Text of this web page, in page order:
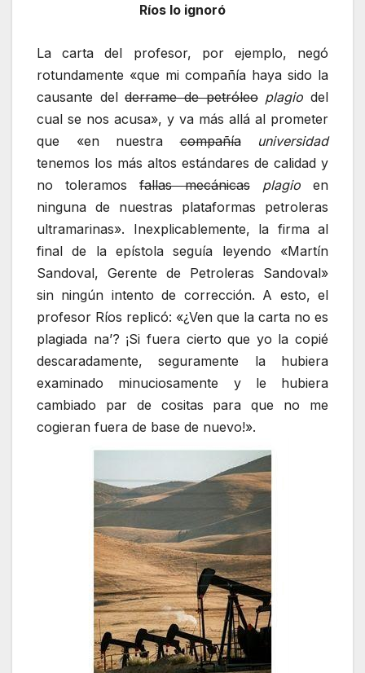
Ríos lo ignoró
La carta del profesor, por ejemplo, negó
rotundamente «que mi compañía haya sido la
causante delderrame de petróleo plagio del
cual se nos acusa», y va más allá al prometer
que «en nuestracompañía
universidad
tenemos los más altos estándares de calidad y
no toleramosfallas mecánicas plagioen
ninguna de nuestras plataformas petroleras
ultramarinas». Inexplicablemente, la firma al
final de la epístola seguía leyendo «Martín
Sandoval, Gerente de Petroleras Sandoval»
sin ningún intento de corrección. A esto, el
profesor Ríos replicó: «¿Ven que la carta no es
plagiada na’? ¡Si fuera cierto que yo la copié
descaradamente, seguramente la hubiera
examinado minuciosamente y le hubiera
cambiado par de cositas para que no me
cogieran fuera de base de nuevo!».